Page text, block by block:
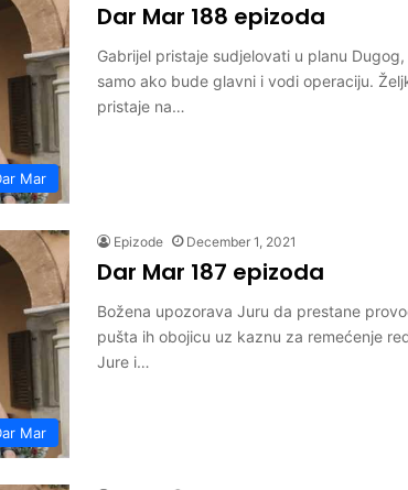
Mar
Dar Mar 188 epizoda
Gabrijel pristaje sudjelovati u planu
samo ako bude glavni i vodi operaciju.
pristaje na…
Mar
Epizode December 1, 2021
Dar Mar 187 epizoda
Božena upozorava Juru da prestane
pušta ih obojicu uz kaznu za remećenje
Jure i…